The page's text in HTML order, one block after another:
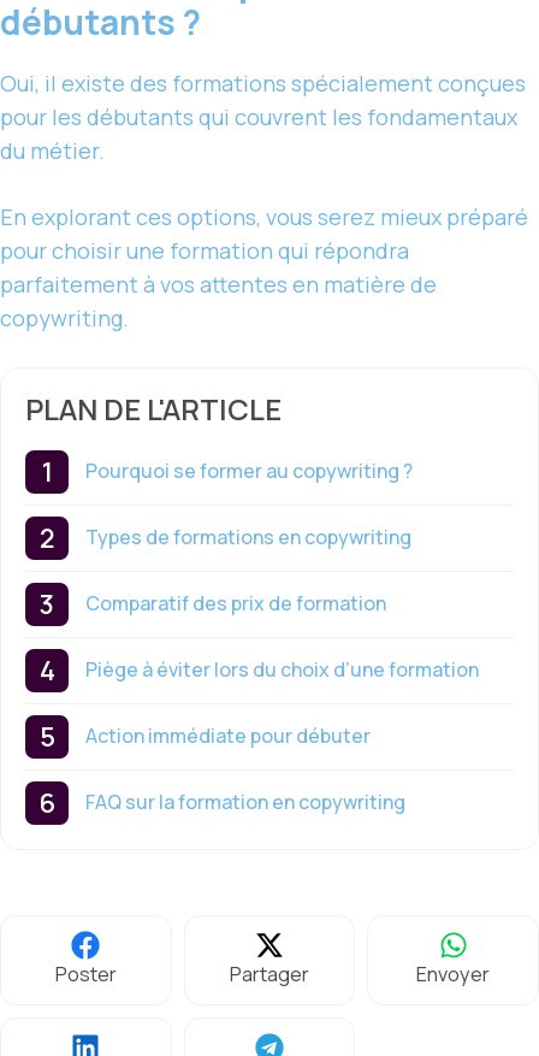
débutants ?
Oui, il existe des formations spécialement conçues
pour les débutants qui couvrent les fondamentaux
du métier.
En explorant ces options, vous serez mieux préparé
pour choisir une formation qui répondra
parfaitement à vos attentes en matière de
copywriting.
PLAN DE L'ARTICLE
Pourquoi se former au copywriting ?
Types de formations en copywriting
Comparatif des prix de formation
Piège à éviter lors du choix d’une formation
Action immédiate pour débuter
FAQ sur la formation en copywriting
Poster Partager Envoyer